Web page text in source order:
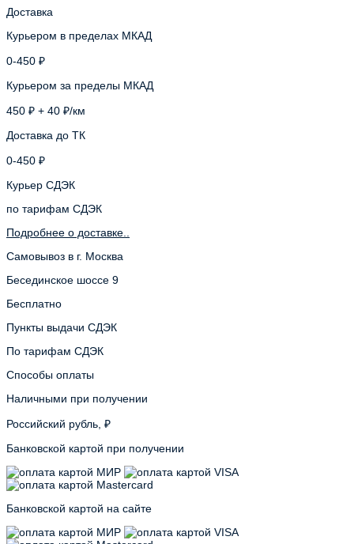
Доставка
Курьером в пределах МКАД
0-450 ₽
Курьером за пределы МКАД
450 ₽ + 40 ₽/км
Доставка до ТК
0-450 ₽
Курьер СДЭК
по тарифам СДЭК
Подробнее о доставке..
Самовывоз в г. Москва
Бесединское шоссе 9
Бесплатно
Пункты выдачи СДЭК
По тарифам СДЭК
Способы оплаты
Наличными при получении
Российский рубль, ₽
Банковской картой при получении
Банковской картой на сайте